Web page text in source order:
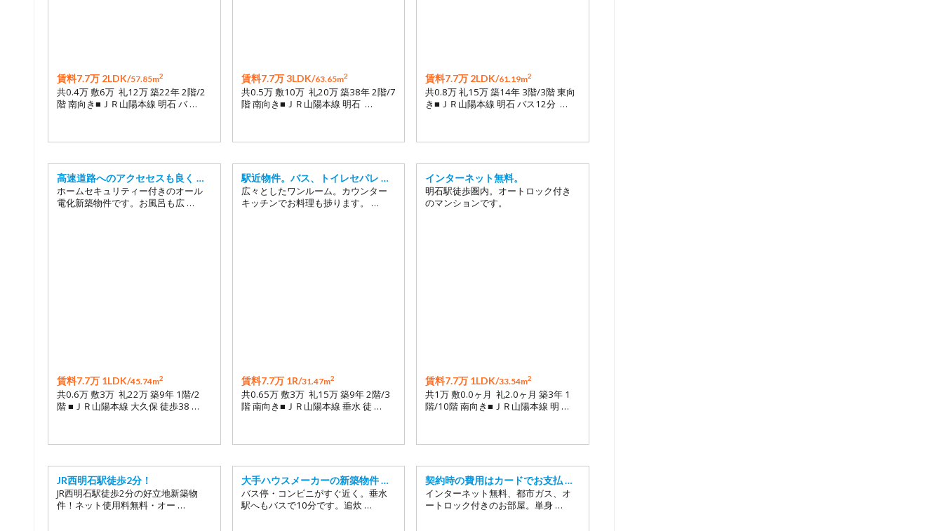
賃料7.7万 2LDK/57.85m2
共0.4万 敷6万 礼12万 築22年 2階/2
階 南向き■ＪＲ山陽本線 明石 バ …
賃料7.7万 3LDK/63.65m2
共0.5万 敷10万 礼20万 築38年 2階/7
階 南向き■ＪＲ山陽本線 明石 …
賃料7.7万 2LDK/61.19m2
共0.8万 礼15万 築14年 3階/3階 東向
き■ＪＲ山陽本線 明石 バス12分 …
高速道路へのアクセセスも良く …
ホームセキュリティー付きのオール
電化新築物件です。お風呂も広 …
賃料7.7万 1LDK/45.74m2
共0.6万 敷3万 礼22万 築9年 1階/2
階 ■ＪＲ山陽本線 大久保 徒歩38 …
駅近物件。バス、トイレセパレ …
広々としたワンルーム。カウンター
キッチンでお料理も捗ります。 …
賃料7.7万 1R/31.47m2
共0.65万 敷3万 礼15万 築9年 2階/3
階 南向き■ＪＲ山陽本線 垂水 徒 …
インターネット無料。
明石駅徒歩圏内。オートロック付き
のマンションです。
賃料7.7万 1LDK/33.54m2
共1万 敷0.0ヶ月 礼2.0ヶ月 築3年 1
階/10階 南向き■ＪＲ山陽本線 明 …
JR西明石駅徒歩2分！
JR西明石駅徒歩2分の好立地新築物
件！ネット使用料無料・オー …
大手ハウスメーカーの新築物件 …
バス停・コンビニがすぐ近く。垂水
駅へもバスで10分です。追炊 …
契約時の費用はカードでお支払 …
インターネット無料、都市ガス、オ
ートロック付きのお部屋。単身 …